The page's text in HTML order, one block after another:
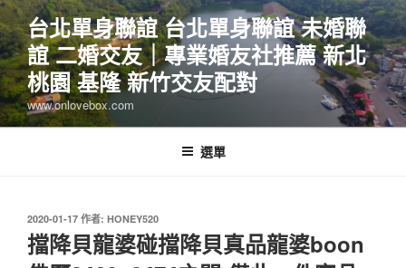
跳
至
主
要
內
容
台北單身聯誼 台北單身聯誼 未婚聯
誼 二婚交友｜專業婚友社推薦 新北
桃園 基隆 新竹交友配對
www.onlovebox.com
選單
發
佈
於
2020-01-17 作者: HONEY520
擋降貝龍婆碰擋降貝真品龍婆boon